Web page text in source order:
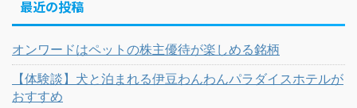
最近の投稿
オンワードはペットの株主優待が楽しめる銘柄
【体験談】犬と泊まれる伊豆わんわんパラダイスホテルが
おすすめ